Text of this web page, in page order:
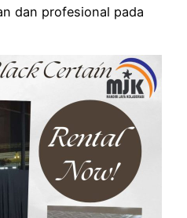
dan profesional pada